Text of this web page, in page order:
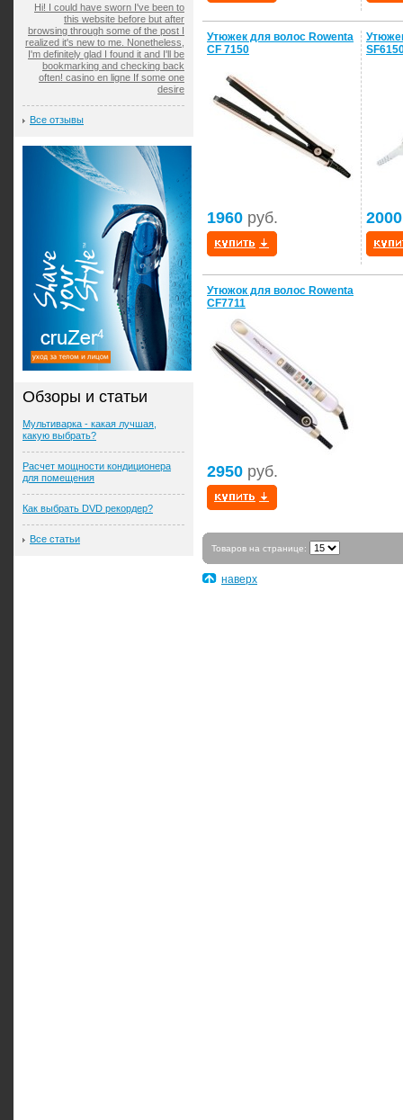
Утюжек для волос Rowenta
CF 7150
1960 руб. 2000
Утюжок для волос Rowenta
CF7711
2950 руб.
Товаров на странице:
наверх
Hi! I could have sworn I've been to
this website before but after
browsing through some of the post I
realized it's new to me. Nonetheless,
I'm definitely glad I found it and I'll be
bookmarking and checking back
often! casino en ligne If some one
desire
Все отзывы
Обзоры и статьи
Мультиварка - какая лучшая,
какую выбрать?
Расчет мощности кондиционера
для помещения
Как выбрать DVD рекордер?
Все статьи